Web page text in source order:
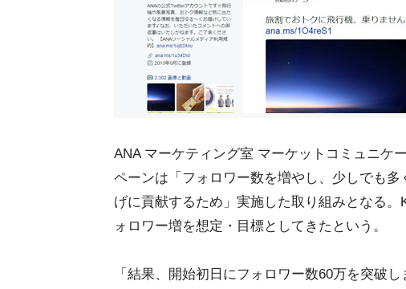
ANA マーケティング室 マーケットコミュニケ
ペーンは「フォロワー数を増やし、少しでも
げに貢献するため」実施した取り組みとなる
ォロワー増を想定・目標としてきたという。
「結果、開始初日にフォロワー数60万を突破